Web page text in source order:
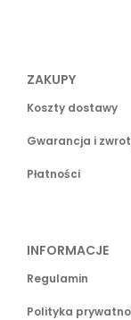
ZAKUPY
Koszty dostawy
Gwarancja i
Płatności
INFORMACJE
Regulamin
Polityka